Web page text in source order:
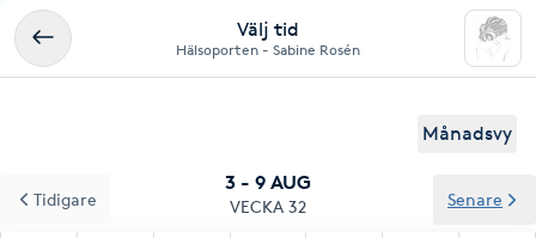
Välj tid
Hälsoporten - Sabine Rosén
Månadsvy
3 - 9 AUG
VECKA 32
Tidigare Senare